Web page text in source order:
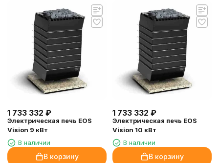
1 733 332 ₽
Электрическая печь EOS
Vision 9 кВт
В наличии
В корзину
1 733 332 ₽
Электрическая печь EOS
Vision 10 кВт
В наличии
В корзину